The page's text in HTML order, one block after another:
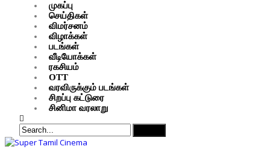
முகப்பு
செய்திகள்
விமர்சனம்
விழாக்கள்
படங்கள்
வீடியோக்கள்
ரகசியம்
OTT
வரவிருக்கும் படங்கள்
சிறப்பு கட்டுரை
சினிமா வரலாறு